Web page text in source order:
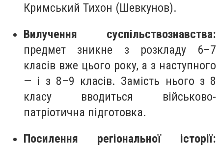
Кримський Тихон (Шевкунов).
Вилучення суспільствознавства:
предмет зникне з розкладу 6–7
класів вже цього року, а з наступного
— і з 8–9 класів. Замість нього з 8
класу вводиться військово-
патріотична підготовка.
Посилення регіональної історії: